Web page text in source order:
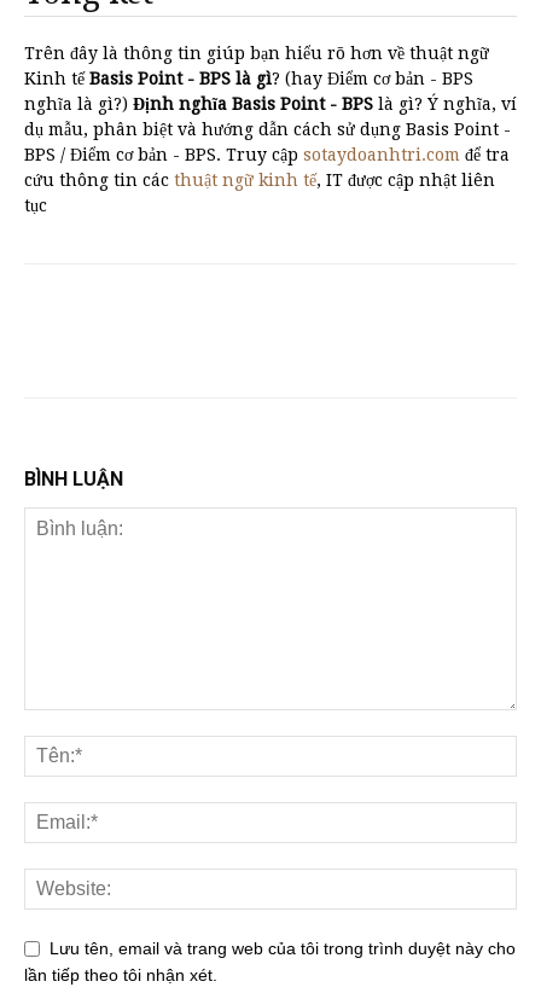
Trên đây là thông tin giúp bạn hiểu rõ hơn về thuật ngữ
Kinh tếBasis Point - BPS là gì? (hay Điểm cơ bản - BPS
nghĩa là gì?) Định nghĩa Basis Point - BPS là gì? Ý nghĩa, ví
dụ mẫu, phân biệt và hướng dẫn cách sử dụng Basis Point -
BPS / Điểm cơ bản - BPS. Truy cập sotaydoanhtri.com để tra
cứu thông tin các thuật ngữ kinh tế, IT được cập nhật liên
tục
BÌNH LUẬN
Lưu tên, email và trang web của tôi trong trình duyệt này cho
lần tiếp theo tôi nhận xét.